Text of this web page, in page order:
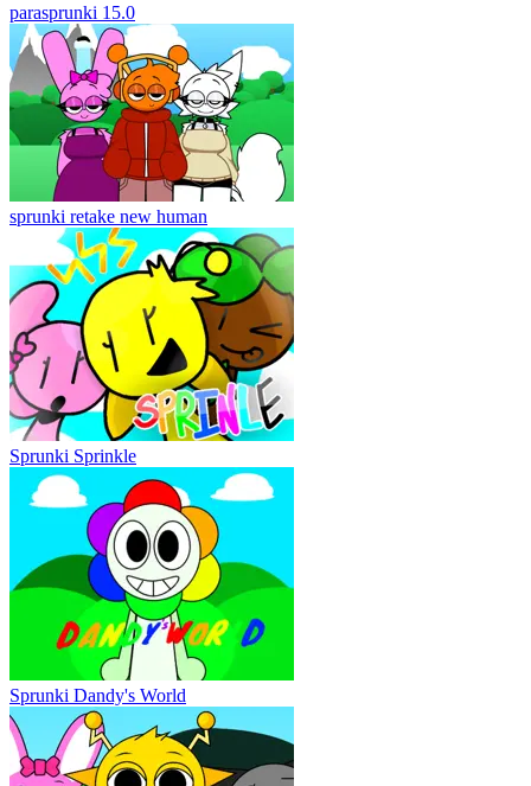
parasprunki 15.0
sprunki retake new human
Sprunki Sprinkle
Sprunki Dandy's World